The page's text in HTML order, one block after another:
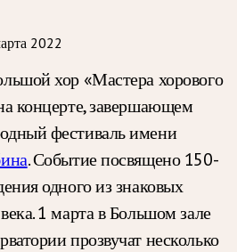
2022
хор «Мастера хорового
концерте, завершающем
фестиваль имени
. Событие посвящено 150-
одного из знаковых
1 марта в Большом зале
прозвучат несколько